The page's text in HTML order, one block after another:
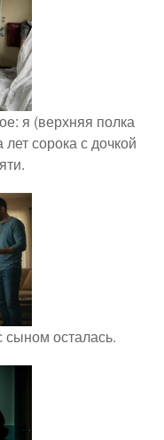
я (верхняя полка
сорока с дочкой
осталась.